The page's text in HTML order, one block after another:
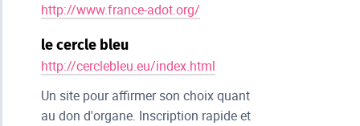
http://www.france-adot.org/
le cercle bleu
http://cerclebleu.eu/index.html
Un site pour affirmer son choix quant
au don d'organe. Inscription rapide et